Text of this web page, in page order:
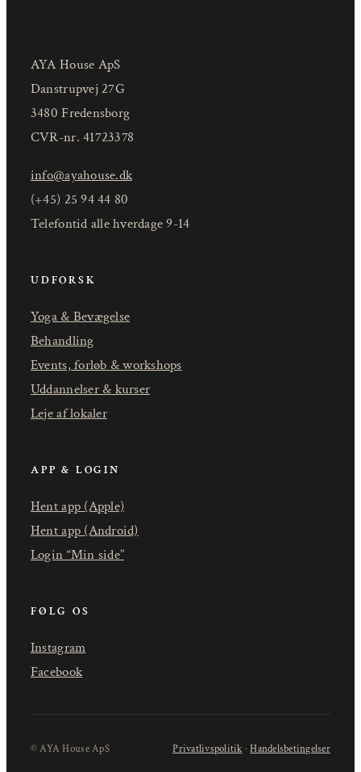
AYA House ApS
Danstrupvej 27G
3480 Fredensborg
CVR-nr. 41723378
info@ayahouse.dk
(+45) 25 94 44 80
Telefontid alle hverdage 9-14
UDFORSK
Yoga & Bevægelse
Behandling
Events, forløb & workshops
Uddannelser & kurser
Leje af lokaler
APP & LOGIN
Hent app (Apple)
Hent app (Android)
Login “Min side”
FØLG OS
Instagram
Facebook
© AYA House ApS Privatlivspolitik ·Handelsbetingelser